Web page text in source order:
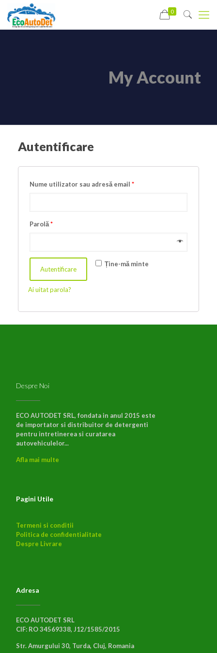
0
My Account
Autentificare
Nume utilizator sau adresă email *
Parolă*
Ține-mă minte
Autentificare
Ai uitat parola?
Despre Noi
ECO AUTODET SRL, fondata in anul 2015 este
de importator si distribuitor de detergenti
pentru intretinerea si curatarea
autovehiculelor...
Afla mai multe
Pagini Utile
Termeni si conditii
Politica de confidentialitate
Despre Livrare
Adresa
ECO AUTODET SRL
CIF: RO 34569338, J12/1585/2015
Str. Amurgului 30, Turda, Cluj, Romania